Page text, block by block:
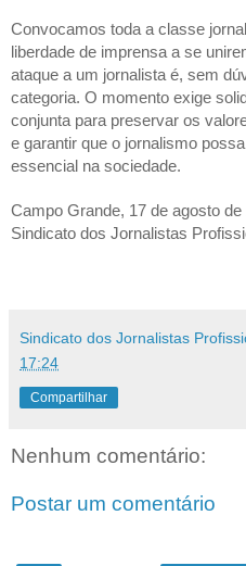
Convocamos toda a classe
liberdade de imprensa a se
ataque a um jornalista é, sem
categoria. O momento exige
conjunta para preservar os
e garantir que o jornalismo
essencial na sociedade.
Campo Grande, 17 de agosto de
Sindicato dos Jornalistas
Sindicato dos Jornalistas
17:24
Compartilhar
Nenhum comentário:
Postar um comentário